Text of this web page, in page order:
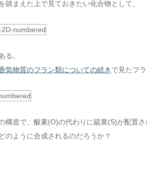
踏まえた上で見ておきたい化合物として、
る。
気物質のフラン類についての続き で見たフ
構造で、酸素(O)の代わりに硫黄(S)が配置さ
のように合成されるのだろうか？